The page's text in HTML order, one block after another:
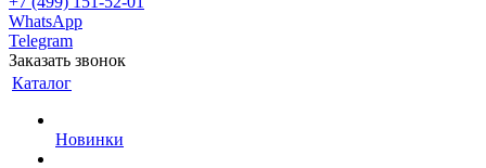
WhatsApp
Telegram
Заказать звонок
Каталог
Новинки